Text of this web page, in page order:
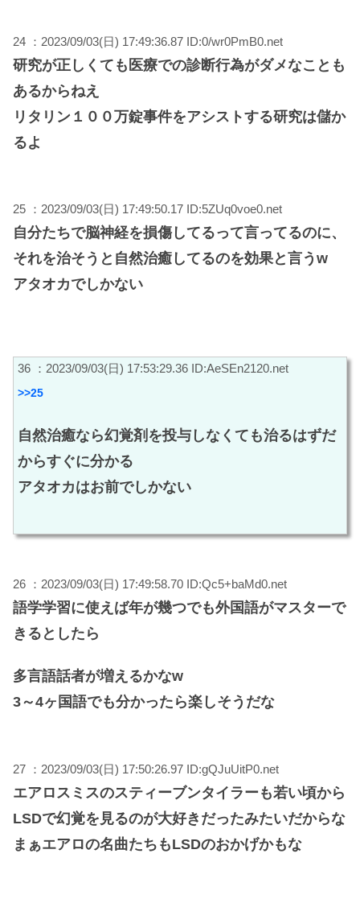
24 ：2023/09/03(日) 17:49:36.87 ID:0/wr0PmB0.net
研究が正しくても医療での診断行為がダメなことも
あるからねえ
リタリン１００万錠事件をアシストする研究は儲か
るよ
25 ：2023/09/03(日) 17:49:50.17 ID:5ZUq0voe0.net
自分たちで脳神経を損傷してるって言ってるのに、
それを治そうと自然治癒してるのを効果と言うw
アタオカでしかない
36 ：2023/09/03(日) 17:53:29.36 ID:AeSEn2120.net
>>25
自然治癒なら幻覚剤を投与しなくても治るはずだ
からすぐに分かる
アタオカはお前でしかない
26 ：2023/09/03(日) 17:49:58.70 ID:Qc5+baMd0.net
語学学習に使えば年が幾つでも外国語がマスターで
きるとしたら
多言語話者が増えるかなw
3～4ヶ国語でも分かったら楽しそうだな
27 ：2023/09/03(日) 17:50:26.97 ID:gQJuUitP0.net
エアロスミスのスティーブンタイラーも若い頃から
LSDで幻覚を見るのが大好きだったみたいだからな
まぁエアロの名曲たちもLSDのおかげかもな